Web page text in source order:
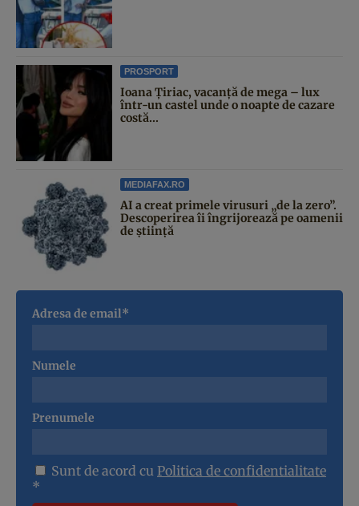
PROSPORT
Ioana Țiriac, vacanță de mega – lux
într-un castel unde o noapte de cazare
costă...
MEDIAFAX.RO
AI a creat primele virusuri „de la zero”.
Descoperirea îi îngrijorează pe oamenii
de știință
Adresa de email*
Numele
Prenumele
Sunt de acord cu Politica de confidentialitate
*